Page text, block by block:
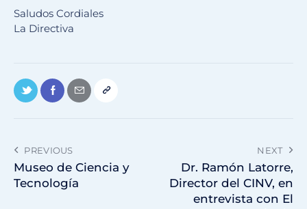
Saludos Cordiales
La Directiva
PREVIOUS
Museo de Ciencia y
Tecnología
NEXT
Dr. Ramón Latorre,
Director del CINV, en
entrevista con El